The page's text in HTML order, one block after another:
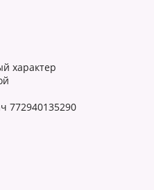
характер
772940135290